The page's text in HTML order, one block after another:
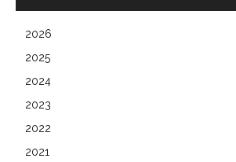
2026
2025
2024
2023
2022
2021